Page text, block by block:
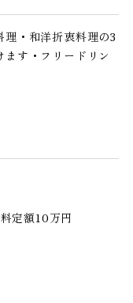
理・和洋折衷料理の3
す・フリードリン
定額10万円